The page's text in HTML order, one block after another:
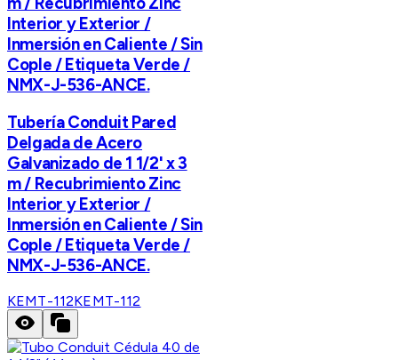
Interior y Exterior /
Inmersión en Caliente / Sin
Cople / Etiqueta Verde /
NMX-J-536-ANCE.
Tubería Conduit Pared
Delgada de Acero
Galvanizado de 1 1/2' x 3
m / Recubrimiento Zinc
Interior y Exterior /
Inmersión en Caliente / Sin
Cople / Etiqueta Verde /
NMX-J-536-ANCE.
KEMT-112KEMT-112